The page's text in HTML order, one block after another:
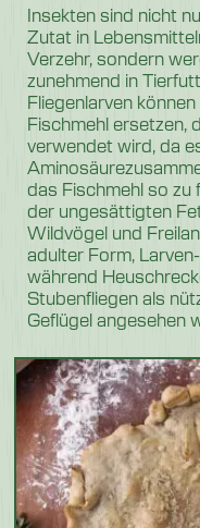
Insekten sind nicht
Zutat in
Verzehr, sondern
zunehmend in
Fliegenlarven
Fischmehl ersetzen,
verwendet wird, da
das Fischmehl so zu
der ungesättigten
Wildvögel und
adulter Form,
während
Stubenfliegen als
Geflügel angesehen